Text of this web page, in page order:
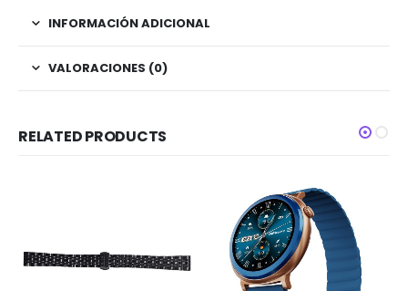
INFORMACIÓN ADICIONAL
VALORACIONES (0)
RELATED PRODUCTS